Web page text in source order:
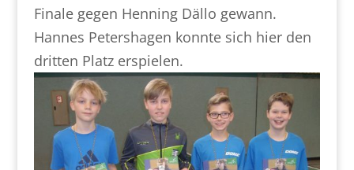
Finale gegen Henning Dällo gewann.
Hannes Petershagen konnte sich hier den
dritten Platz erspielen.